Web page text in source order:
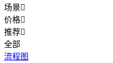
场景
价格
推荐
全部
流程图